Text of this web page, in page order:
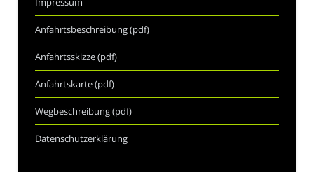
Anfahrtsbeschreibung (pdf)
Anfahrtsskizze (pdf)
Anfahrtskarte (pdf)
Wegbeschreibung (pdf)
Datenschutzerklärung